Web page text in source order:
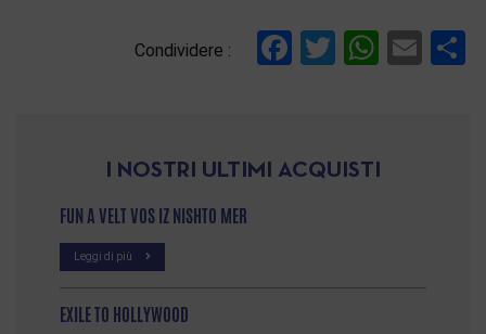
Condividere : Facebook
Twitter
I NOSTRI ULTIMI ACQUISTI
FUN A VELT VOS IZ NISHTO MER
Leggi di più
EXILE TO HOLLYWOOD